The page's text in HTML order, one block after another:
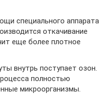
специального аппарата
откачивание
еще более плотное
внутрь поступает озон.
полностью
микроорганизмы.